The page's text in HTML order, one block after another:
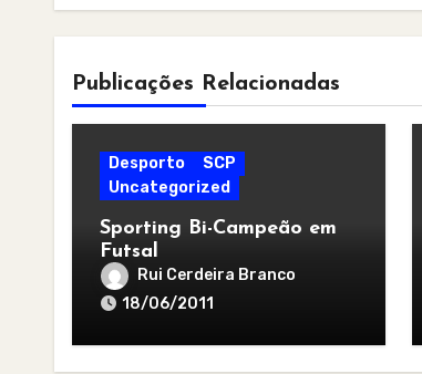
Publicações Relacionadas
Desporto
SCP
Uncategorized
Sporting Bi-Campeão em
Futsal
Rui Cerdeira Branco
18/06/2011